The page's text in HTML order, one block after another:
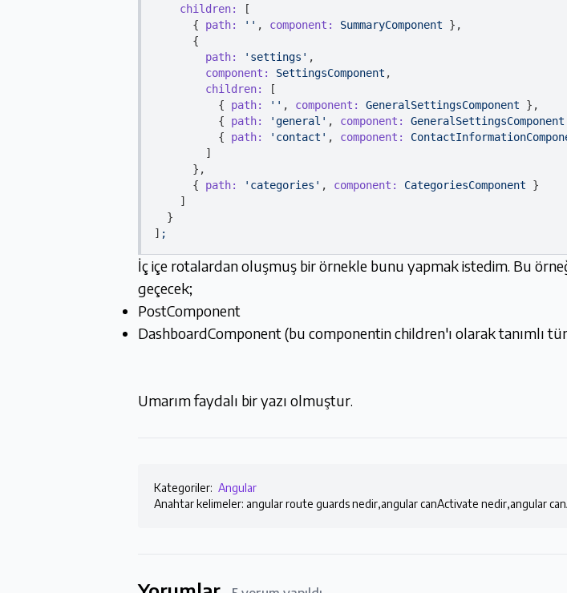
children:
[
      {
path: '' , component: SummaryComponent },
      {
path:
'settings' ,
component:
SettingsComponent ,
children:
[
          {
path: '' , component: GeneralSettingsComponent },
          {
path: 'general' , component: GeneralSettingsComponent
          {
path: 'contact' , component:
        ]
      },
      {
path: 'categories' , component: CategoriesComponent }
    ]
  }
] ;
İç içe rotalardan oluşmuş bir örnekle bunu yapmak istedim. Bu
geçecek;
PostComponent
DashboardComponent (bu componentin children'ı olarak tanımlı
Umarım faydalı bir yazı olmuştur.
Kategoriler: Angular
Anahtar kelimeler: angular route guards nedir,angular canActivate nedir,angular